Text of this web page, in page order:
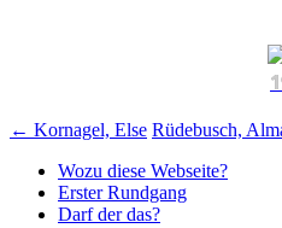
Beitragsnavigation
← Kornagel, Else Rüdebusch,
Wozu diese Webseite?
Erster Rundgang
Darf der das?